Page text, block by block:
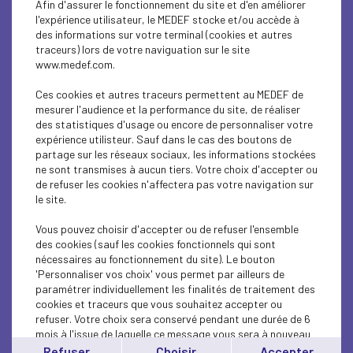
SUSTAINABLE DEVELOPMENT
SUSTAINABLE DEVELOPMENT
INTERNATIONAL - EUROPE
SUSTAINABLE DEVELOPMENT
SOCIAL
INTERNATIONAL - EUROPE
INTERNATIONAL - EUROPE
SUSTAINABLE DEVELOPMENT
ECONOMY
Afin d'assurer le fonctionnement du site et d'en améliorer
l'expérience utilisateur, le MEDEF stocke et/ou accède à
des informations sur votre terminal (cookies et autres
traceurs) lors de votre naviguation sur le site
www.medef.com.
Ces cookies et autres traceurs permettent au MEDEF de
mesurer l'audience et la performance du site, de réaliser
des statistiques d'usage ou encore de personnaliser votre
expérience utilisteur. Sauf dans le cas des boutons de
partage sur les réseaux sociaux, les informations stockées
ne sont transmises à aucun tiers. Votre choix d'accepter ou
de refuser les cookies n'affectera pas votre navigation sur
le site.
Vous pouvez choisir d'accepter ou de refuser l'ensemble
des cookies (sauf les cookies fonctionnels qui sont
nécessaires au fonctionnement du site). Le bouton
'Personnaliser vos choix' vous permet par ailleurs de
paramétrer individuellement les finalités de traitement des
cookies et traceurs que vous souhaitez accepter ou
refuser. Votre choix sera conservé pendant une durée de 6
mois à l'issue de laquelle ce message vous sera à nouveau
affiché..